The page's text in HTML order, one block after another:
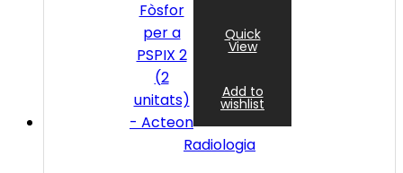
Quick
View
Add to
wishlist
Radiologia